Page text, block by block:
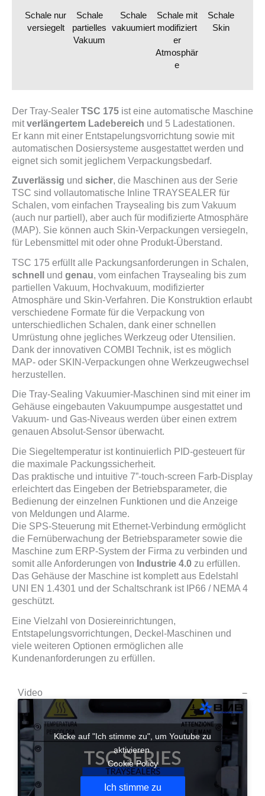
Schale nur
versiegelt
Schale
partielles
Vakuum
Schale
vakuumiert
Schale mit
modifiziert
er
Atmosphär
e
Schale
Skin
Der Tray-Sealer TSC 175 ist eine automatische Maschine
mitverlängertem Ladebereich und 5 Ladestationen.
Er kann mit einer Entstapelungsvorrichtung sowie mit
automatischen Dosiersysteme ausgestattet werden und
eignet sich somit jeglichem Verpackungsbedarf.
Zuverlässig und sicher, die Maschinen aus der Serie
TSC sind vollautomatische Inline TRAYSEALER für
Schalen, vom einfachen Traysealing bis zum Vakuum
(auch nur partiell), aber auch für modifizierte Atmosphäre
(MAP). Sie können auch Skin-Verpackungen versiegeln,
für Lebensmittel mit oder ohne Produkt-Überstand.
TSC 175 erfüllt alle Packungsanforderungen in Schalen,
schnell und genau, vom einfachen Traysealing bis zum
partiellen Vakuum, Hochvakuum, modifizierter
Atmosphäre und Skin-Verfahren. Die Konstruktion erlaubt
verschiedene Formate für die Verpackung von
unterschiedlichen Schalen, dank einer schnellen
Umrüstung ohne jegliches Werkzeug oder Utensilien.
Dank der innovativen COMBI Technik, ist es möglich
MAP- oder SKIN-Verpackungen ohne Werkzeugwechsel
herzustellen.
Die Tray-Sealing Vakuumier-Maschinen sind mit einer im
Gehäuse eingebauten Vakuumpumpe ausgestattet und
Vakuum- und Gas-Niveaus werden über einen extrem
genauen Absolut-Sensor überwacht.
Die Siegeltemperatur ist kontinuierlich PID-gesteuert für
die maximale Packungssicherheit.
Das praktische und intuitive 7”-touch-screen Farb-Display
erleichtert das Eingeben der Betriebsparameter, die
Bedienung der einzelnen Funktionen und die Anzeige
von Meldungen und Alarme.
Die SPS-Steuerung mit Ethernet-Verbindung ermöglicht
die Fernüberwachung der Betriebsparameter sowie die
Maschine zum ERP-System der Firma zu verbinden und
somit alle Anforderungen von Industrie 4.0 zu erfüllen.
Das Gehäuse der Maschine ist komplett aus Edelstahl
UNI EN 1.4301 und der Schaltschrank ist IP66 / NEMA 4
geschützt.
Eine Vielzahl von Dosiereinrichtungen,
Entstapelungsvorrichtungen, Deckel-Maschinen und
viele weiteren Optionen ermöglichen alle
Kundenanforderungen zu erfüllen.
Video
Klicke auf "Ich stimme zu", um Youtube zu
aktivieren
Cookie Policy
Ich stimme zu